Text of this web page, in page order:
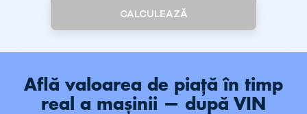
CALCULEAZĂ
Află valoarea de piață în timp
real a mașinii — după VIN